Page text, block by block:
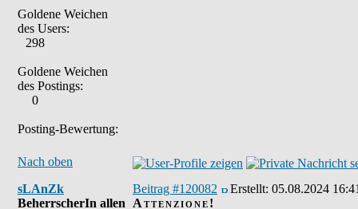
Goldene Weichen
des Users:
298
Goldene Weichen
des Postings:
0
Posting-Bewertung:
Nach oben
sLAnZk
BeherrscherIn allen
Beitrag #120082 Erstellt: 05.08.2024
Attenzione!